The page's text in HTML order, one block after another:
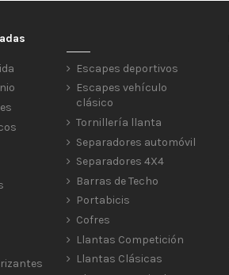
Escapes deportivos
Escapes vehículo
clásico
Tornillería llanta
Separadores automóvil
Separadores 4X4
Barras de Techo
Portabicis
Cofres
Llantas Competición
Llantas Clásicas